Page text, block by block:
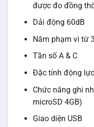
được đo đồng
Dải động 60dB
Năm phạm vi từ
Tần số A & C
Đặc tính động
Chức năng ghi
microSD 4GB)
Giao diện USB